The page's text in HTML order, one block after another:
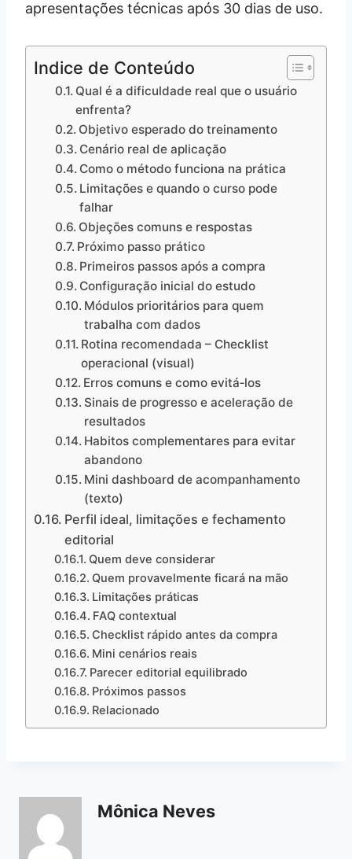
apresentações técnicas após 30 dias de uso.
Indice de Conteúdo
Qual é a dificuldade real que o usuário
enfrenta?
Objetivo esperado do treinamento
Cenário real de aplicação
Como o método funciona na prática
Limitações e quando o curso pode
falhar
Objeções comuns e respostas
Próximo passo prático
Primeiros passos após a compra
Configuração inicial do estudo
Módulos prioritários para quem
trabalha com dados
Rotina recomendada – Checklist
operacional (visual)
Erros comuns e como evitá‑los
Sinais de progresso e aceleração de
resultados
Habitos complementares para evitar
abandono
Mini dashboard de acompanhamento
(texto)
Perfil ideal, limitações e fechamento
editorial
Quem deve considerar
Quem provavelmente ficará na mão
Limitações práticas
FAQ contextual
Checklist rápido antes da compra
Mini cenários reais
Parecer editorial equilibrado
Próximos passos
Relacionado
Mônica Neves